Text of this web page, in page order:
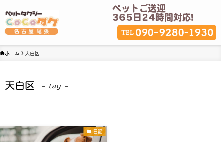
ペットご送迎
365日24時間対応!
ホーム 天白区
天白区 – tag –
日記